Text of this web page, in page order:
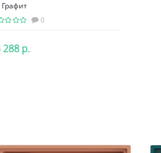
Графит
0
288 р.